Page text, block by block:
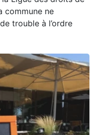
commune ne
trouble à l’ordre